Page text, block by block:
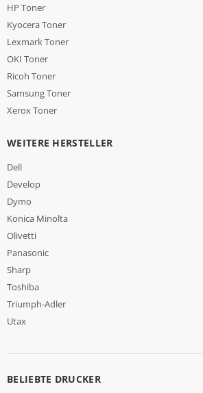
HP Toner
Kyocera Toner
Lexmark Toner
OKI Toner
Ricoh Toner
Samsung Toner
Xerox Toner
WEITERE HERSTELLER
Dell
Develop
Dymo
Konica Minolta
Olivetti
Panasonic
Sharp
Toshiba
Triumph-Adler
Utax
BELIEBTE DRUCKER